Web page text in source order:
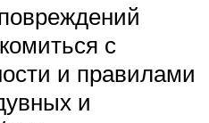
с
и правилами
и